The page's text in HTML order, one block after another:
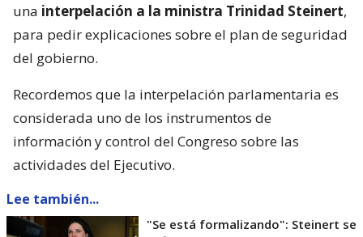
una interpelación a la ministra Trinidad Steinert,
para pedir explicaciones sobre el plan de seguridad
del gobierno.
Recordemos que la interpelación parlamentaria es
considerada uno de los instrumentos de
información y control del Congreso sobre las
actividades del Ejecutivo.
Lee también...
"Se está formalizando": Steinert se